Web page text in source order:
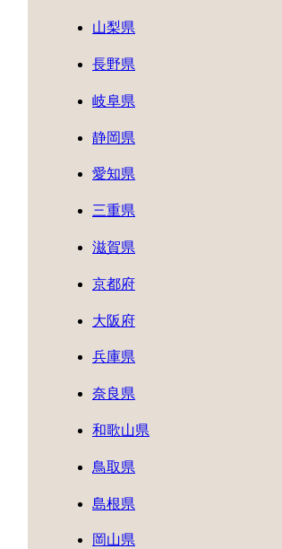
山梨県
長野県
岐阜県
静岡県
愛知県
三重県
滋賀県
京都府
大阪府
兵庫県
奈良県
和歌山県
鳥取県
島根県
岡山県